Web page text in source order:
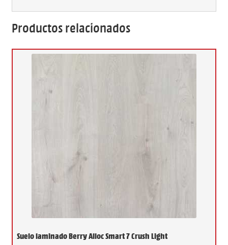
Productos relacionados
Suelo laminado Berry Alloc Smart 7 Crush Light